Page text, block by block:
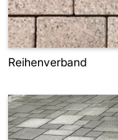
Reihenverband